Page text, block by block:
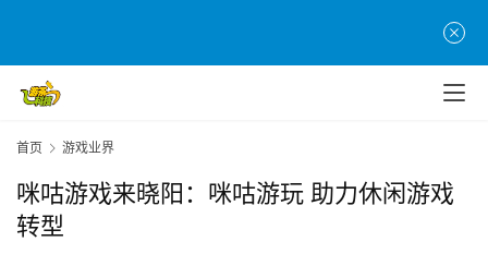
首页 游戏业界
咪咕游戏来晓阳：咪咕游玩 助力休闲游戏
转型